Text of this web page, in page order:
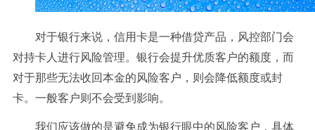
对于银行来说，信用卡是一种借贷产品，风控部门会
对持卡人进行风险管理。银行会提升优质客户的额度，而
对于那些无法收回本金的风险客户，则会降低额度或封
卡。一般客户则不会受到影响。
我们应该做的是避免成为银行眼中的风险客户，具体